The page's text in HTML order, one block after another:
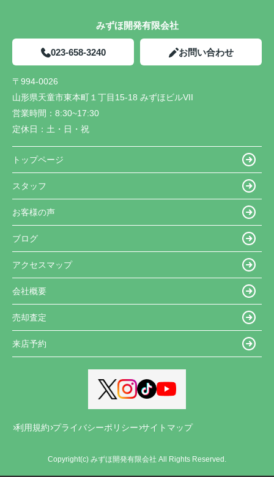
みずほ開発有限会社
023-658-3240 お問い合わせ
〒994-0026
山形県天童市東本町１丁目15-18 みずほビルVII
営業時間： 8:30~17:30
定休日： 土・日・祝
トップページ
スタッフ
お客様の声
ブログ
アクセスマップ
会社概要
売却査定
来店予約
利用規約 プライバシーポリシー サイトマップ
Copyright(c) みずほ開発有限会社 All Rights Reserved.